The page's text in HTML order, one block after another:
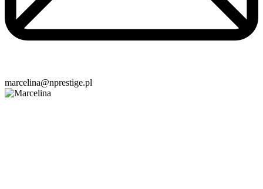
marcelina@nprestige.pl